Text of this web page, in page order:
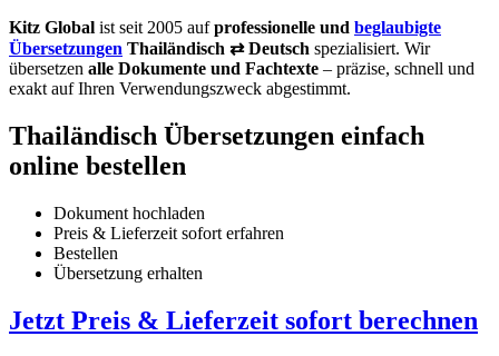
Kitz Global ist seit 2005 aufprofessionelle und beglaubigte
Übersetzungen Thailändisch ⇄ Deutsch spezialisiert. Wir
übersetzen alle Dokumente und Fachtexte – präzise, schnell und
exakt auf Ihren Verwendungszweck abgestimmt.
Thailändisch Übersetzungen einfach
online bestellen
Dokument hochladen
Preis & Lieferzeit sofort erfahren
Bestellen
Übersetzung erhalten
Jetzt Preis & Lieferzeit sofort berechnen